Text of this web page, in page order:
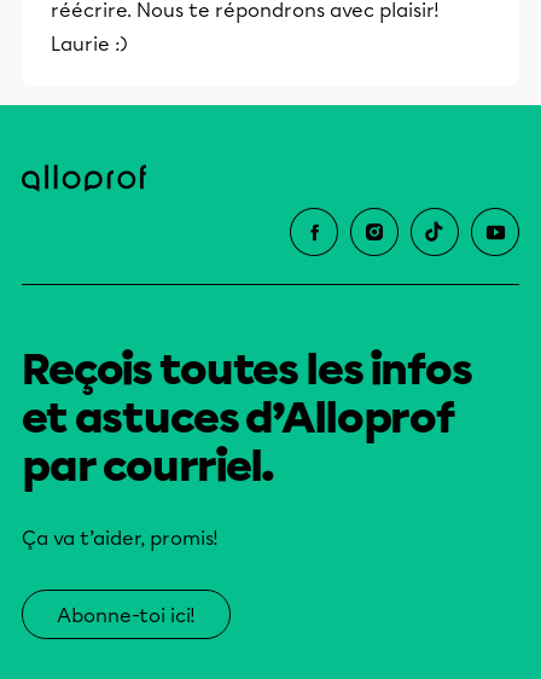
réécrire. Nous te répondrons avec plaisir!
Laurie :)
Reçois toutes les infos
et astuces d’Alloprof
par courriel.
Ça va t’aider, promis!
Abonne-toi ici!